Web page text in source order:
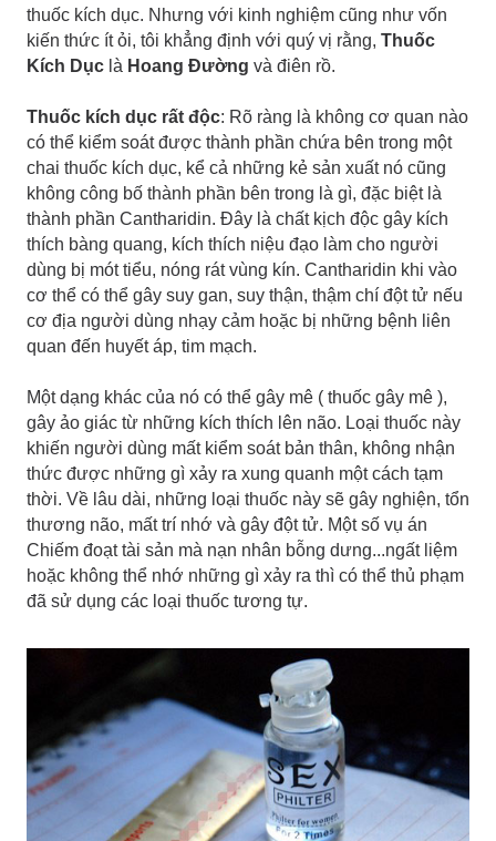
thuốc kích dục. Nhưng với kinh nghiệm cũng như vốn
kiến thức ít ỏi, tôi khẳng định với quý vị rằng, Thuốc
Kích Dục là Hoang Đường và điên rồ.
Thuốc kích dục rất độc: Rõ ràng là không cơ quan nào
có thể kiểm soát được thành phần chứa bên trong một
chai thuốc kích dục, kể cả những kẻ sản xuất nó cũng
không công bố thành phần bên trong là gì, đặc biệt là
thành phần Cantharidin. Đây là chất kịch độc gây kích
thích bàng quang, kích thích niệu đạo làm cho người
dùng bị mót tiểu, nóng rát vùng kín. Cantharidin khi vào
cơ thể có thể gây suy gan, suy thận, thậm chí đột tử nếu
cơ địa người dùng nhạy cảm hoặc bị những bệnh liên
quan đến huyết áp, tim mạch.
Một dạng khác của nó có thể gây mê ( thuốc gây mê ),
gây ảo giác từ những kích thích lên não. Loại thuốc này
khiến người dùng mất kiểm soát bản thân, không nhận
thức được những gì xảy ra xung quanh một cách tạm
thời. Về lâu dài, những loại thuốc này sẽ gây nghiện, tổn
thương não, mất trí nhớ và gây đột tử. Một số vụ án
Chiếm đoạt tài sản mà nạn nhân bỗng dưng...ngất liệm
hoặc không thể nhớ những gì xảy ra thì có thể thủ phạm
đã sử dụng các loại thuốc tương tự.